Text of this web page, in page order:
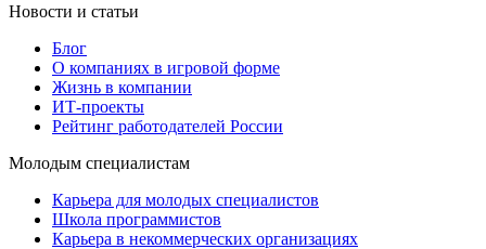
Новости и статьи
Блог
О компаниях в игровой форме
Жизнь в компании
ИТ-проекты
Рейтинг работодателей России
Молодым специалистам
Карьера для молодых специалистов
Школа программистов
Карьера в некоммерческих организациях